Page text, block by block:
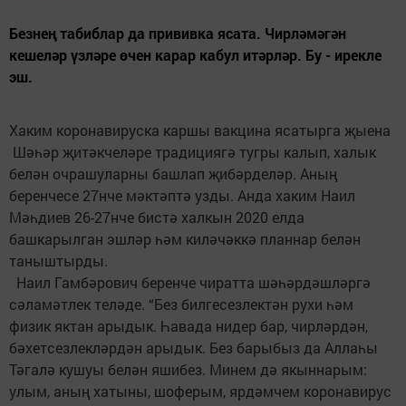
Безнең табиблар да прививка ясата. Чирләмәгән
кешеләр үзләре өчен карар кабул итәрләр. Бу - ирекле
эш.
Хаким коронавируска каршы вакцина ясатырга җыена
Шәһәр җитәкчеләре традициягә тугры калып, халык
белән очрашуларны башлап җибәрделәр. Аның
беренчесе 27нче мәктәптә узды. Анда хаким Наил
Мәһдиев 26-27нче бистә халкын 2020 елда
башкарылган эшләр һәм киләчәккә планнар белән
таныштырды.
Наил Гамбәрович беренче чиратта шәһәрдәшләргә
сәламәтлек теләде. “Без билгесезлектән рухи һәм
физик яктан арыдык. Һавада нидер бар, чирләрдән,
бәхетсезлекләрдән арыдык. Без барыбыз да Аллаһы
Тәгалә кушуы белән яшибез. Минем дә якыннарым:
улым, аның хатыны, шоферым, ярдәмчем коронавирус